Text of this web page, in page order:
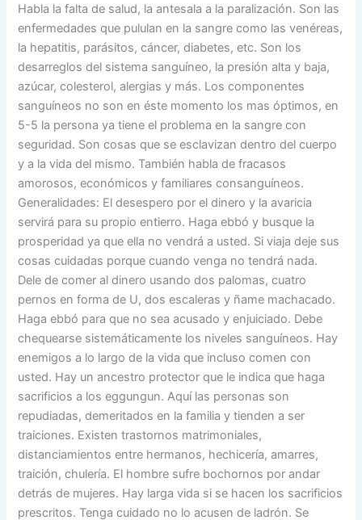
Habla la falta de salud, la antesala a la paralización. Son las
enfermedades que pululan en la sangre como las venéreas,
la hepatitis, parásitos, cáncer, diabetes, etc. Son los
desarreglos del sistema sanguíneo, la presión alta y baja,
azúcar, colesterol, alergias y más. Los componentes
sanguíneos no son en éste momento los mas óptimos, en
5-5 la persona ya tiene el problema en la sangre con
seguridad. Son cosas que se esclavizan dentro del cuerpo
y a la vida del mismo. También habla de fracasos
amorosos, económicos y familiares consanguíneos.
Generalidades: El desespero por el dinero y la avaricia
servirá para su propio entierro. Haga ebbó y busque la
prosperidad ya que ella no vendrá a usted. Si viaja deje sus
cosas cuidadas porque cuando venga no tendrá nada.
Dele de comer al dinero usando dos palomas, cuatro
pernos en forma de U, dos escaleras y ñame machacado.
Haga ebbó para que no sea acusado y enjuiciado. Debe
chequearse sistemáticamente los niveles sanguíneos. Hay
enemigos a lo largo de la vida que incluso comen con
usted. Hay un ancestro protector que le indica que haga
sacrificios a los eggungun. Aquí las personas son
repudiadas, demeritados en la familia y tienden a ser
traiciones. Existen trastornos matrimoniales,
distanciamientos entre hermanos, hechicería, amarres,
traición, chulería. El hombre sufre bochornos por andar
detrás de mujeres. Hay larga vida si se hacen los sacrificios
prescritos. Tenga cuidado no lo acusen de ladrón. Se